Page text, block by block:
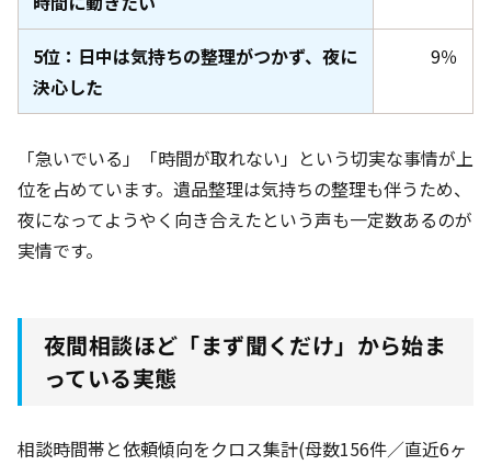
5位：日中は気持ちの整理がつかず、夜に
決心した
9％
「急いでいる」「時間が取れない」という切実な事情が上
位を占めています。遺品整理は気持ちの整理も伴うため、
夜になってようやく向き合えたという声も一定数あるのが
実情です。
夜間相談ほど「まず聞くだけ」から始ま
っている実態
相談時間帯と依頼傾向をクロス集計(母数156件／直近6ヶ